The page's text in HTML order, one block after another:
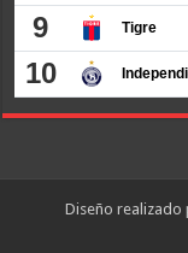
Diseño realizado